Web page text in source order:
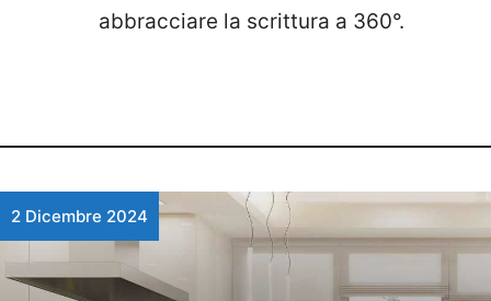
abbracciare la scrittura a 360°.
2 Dicembre 2024